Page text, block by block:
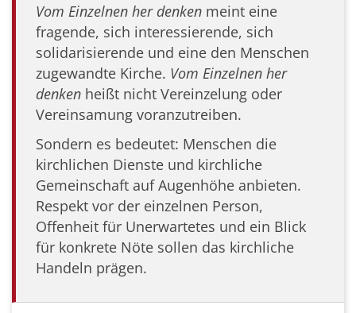
Vom Einzelnen her denken meint eine
fragende, sich interessierende, sich
solidarisierende und eine den Menschen
zugewandte Kirche. Vom Einzelnen her
denken heißt nicht Vereinzelung oder
Vereinsamung voranzutreiben.
Sondern es bedeutet: Menschen die
kirchlichen Dienste und kirchliche
Gemeinschaft auf Augenhöhe anbieten.
Respekt vor der einzelnen Person,
Offenheit für Unerwartetes und ein Blick
für konkrete Nöte sollen das kirchliche
Handeln prägen.